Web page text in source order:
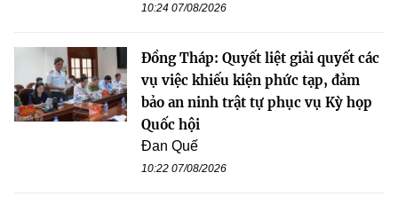
10:24 07/08/2026
Đồng Tháp: Quyết liệt giải quyết các
vụ việc khiếu kiện phức tạp, đảm
bảo an ninh trật tự phục vụ Kỳ họp
Quốc hội
Đan Quế
10:22 07/08/2026